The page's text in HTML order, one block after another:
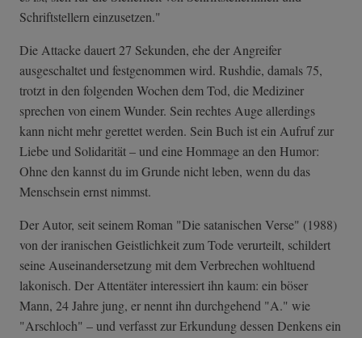
Schriftstellern einzusetzen."
Die Attacke dauert 27 Sekunden, ehe der Angreifer
ausgeschaltet und festgenommen wird. Rushdie, damals 75,
trotzt in den folgenden Wochen dem Tod, die Mediziner
sprechen von einem Wunder. Sein rechtes Auge allerdings
kann nicht mehr gerettet werden. Sein Buch ist ein Aufruf zur
Liebe und Solidarität – und eine Hommage an den Humor:
Ohne den kannst du im Grunde nicht leben, wenn du das
Menschsein ernst nimmst.
Der Autor, seit seinem Roman "Die satanischen Verse" (1988)
von der iranischen Geistlichkeit zum Tode verurteilt, schildert
seine Auseinandersetzung mit dem Verbrechen wohltuend
lakonisch. Der Attentäter interessiert ihn kaum: ein böser
Mann, 24 Jahre jung, er nennt ihn durchgehend "A." wie
"Arschloch" – und verfasst zur Erkundung dessen Denkens ein